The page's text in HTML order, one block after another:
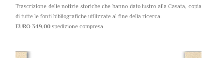
Trascrizione delle notizie storiche che hanno dato lustro alla Casata, copia
di tutte le fonti bibliografiche utilizzate al fine della ricerca.
EURO 349,00 spedizione compresa